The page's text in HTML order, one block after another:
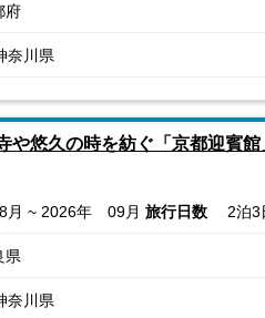
府
奈川県
や悠久の時を紡ぐ「京都迎賓
~ 2026年 09月 旅行日数 2泊3
県
奈川県